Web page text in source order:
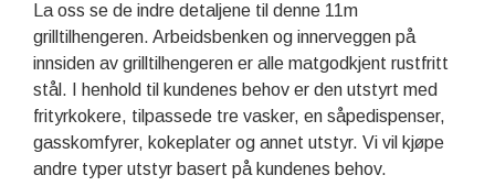
La oss se de indre detaljene til denne 11m
grilltilhengeren. Arbeidsbenken og innerveggen på
innsiden av grilltilhengeren er alle matgodkjent rustfritt
stål. I henhold til kundenes behov er den utstyrt med
frityrkokere, tilpassede tre vasker, en såpedispenser,
gasskomfyrer, kokeplater og annet utstyr. Vi vil kjøpe
andre typer utstyr basert på kundenes behov.